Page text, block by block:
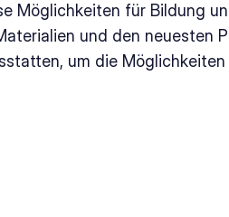
Möglichkeiten für Bildung
und den neuesten
um die